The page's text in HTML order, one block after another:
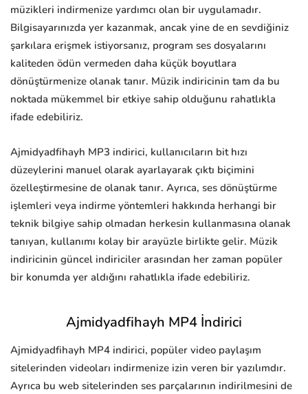
müzikleri indirmenize yardımcı olan bir uygulamadır.
Bilgisayarınızda yer kazanmak, ancak yine de en sevdiğiniz
şarkılara erişmek istiyorsanız, program ses dosyalarını
kaliteden ödün vermeden daha küçük boyutlara
dönüştürmenize olanak tanır. Müzik indiricinin tam da bu
noktada mükemmel bir etkiye sahip olduğunu rahatlıkla
ifade edebiliriz.
Ajmidyadfihayh MP3 indirici, kullanıcıların bit hızı
düzeylerini manuel olarak ayarlayarak çıktı biçimini
özelleştirmesine de olanak tanır. Ayrıca, ses dönüştürme
işlemleri veya indirme yöntemleri hakkında herhangi bir
teknik bilgiye sahip olmadan herkesin kullanmasına olanak
tanıyan, kullanımı kolay bir arayüzle birlikte gelir. Müzik
indiricinin güncel indiriciler arasından her zaman popüler
bir konumda yer aldığını rahatlıkla ifade edebiliriz.
Ajmidyadfihayh MP4 İndirici
Ajmidyadfihayh MP4 indirici, popüler video paylaşım
sitelerinden videoları indirmenize izin veren bir yazılımdır.
Ayrıca bu web sitelerinden ses parçalarının indirilmesini de